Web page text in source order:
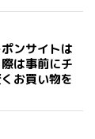
ンサイトは
は事前にチ
お買い物を